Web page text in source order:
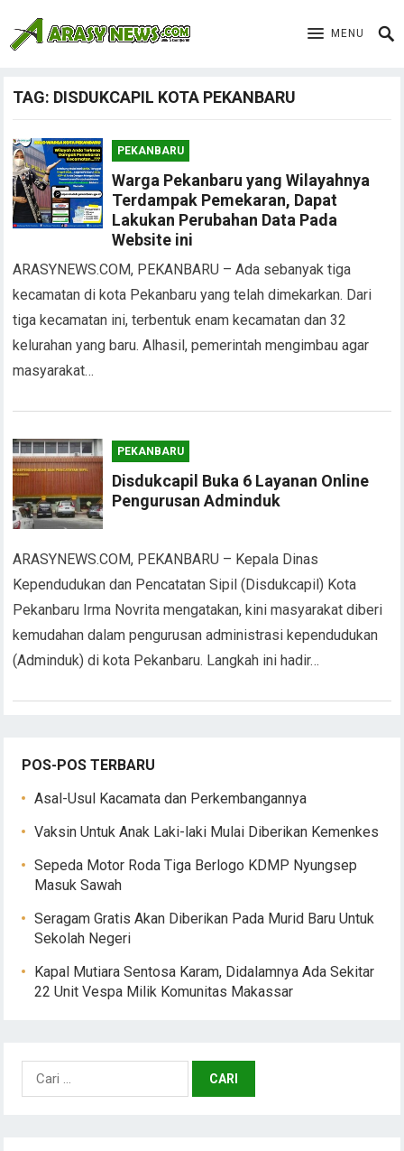
MENU
TAG: DISDUKCAPIL KOTA PEKANBARU
PEKANBARU
Warga Pekanbaru yang Wilayahnya
Terdampak Pemekaran, Dapat
Lakukan Perubahan Data Pada
Website ini
ARASYNEWS.COM, PEKANBARU – Ada sebanyak tiga
kecamatan di kota Pekanbaru yang telah dimekarkan. Dari
tiga kecamatan ini, terbentuk enam kecamatan dan 32
kelurahan yang baru. Alhasil, pemerintah mengimbau agar
masyarakat…
PEKANBARU
Disdukcapil Buka 6 Layanan Online
Pengurusan Adminduk
ARASYNEWS.COM, PEKANBARU – Kepala Dinas
Kependudukan dan Pencatatan Sipil (Disdukcapil) Kota
Pekanbaru Irma Novrita mengatakan, kini masyarakat diberi
kemudahan dalam pengurusan administrasi kependudukan
(Adminduk) di kota Pekanbaru. Langkah ini hadir…
POS-POS TERBARU
Asal-Usul Kacamata dan Perkembangannya
Vaksin Untuk Anak Laki-laki Mulai Diberikan Kemenkes
Sepeda Motor Roda Tiga Berlogo KDMP Nyungsep
Masuk Sawah
Seragam Gratis Akan Diberikan Pada Murid Baru Untuk
Sekolah Negeri
Kapal Mutiara Sentosa Karam, Didalamnya Ada Sekitar
22 Unit Vespa Milik Komunitas Makassar
Cari
untuk: